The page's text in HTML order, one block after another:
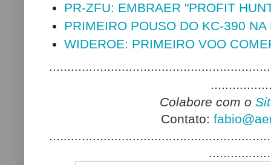
PR-ZFU: EMBRAER "PROFIT
PRIMEIRO POUSO DO KC-390
WIDEROE: PRIMEIRO VOO
Colabore com o
Contato: